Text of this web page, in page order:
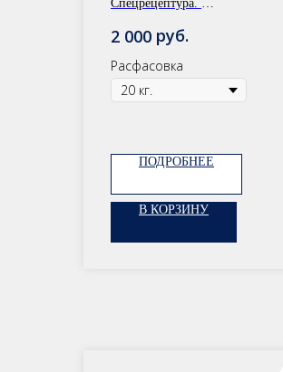
Спецрецептура.
2 000 руб.
Расфасовка
ПОДРОБНЕЕ
В КОРЗИНУ